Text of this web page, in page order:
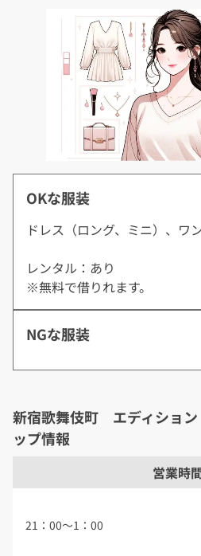
OKな服装
ドレス（ロング、ミニ）、ワ
レンタル：あり
※無料で借りれます。
NGな服装
新宿歌舞伎町 エディション
ップ情報
営業時
21：00～1：00